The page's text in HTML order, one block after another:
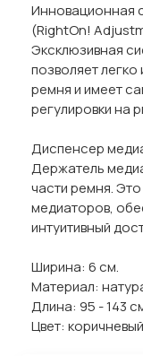
Инновационная
(RightOn!
Эксклюзивная
позволяет легко
ремня и имеет
регулировки на
Диспенсер
Держатель
части ремня.
медиаторов,
интуитивный
Ширина: 6 см.
Материал:
Длина: 95 - 143
Цвет: